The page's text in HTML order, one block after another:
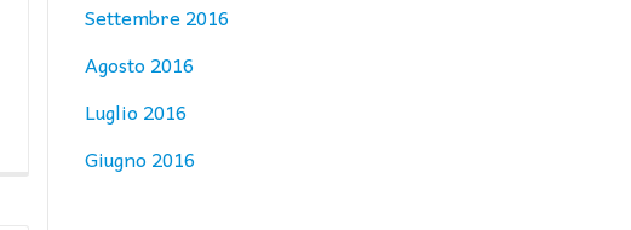
Settembre 2016
Agosto 2016
Luglio 2016
Giugno 2016